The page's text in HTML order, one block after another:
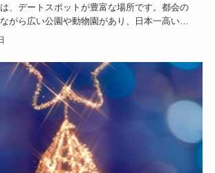
、デートスポットが豊富な場所です。都会の
がら広い公園や動物園があり、日本一高いビ
…